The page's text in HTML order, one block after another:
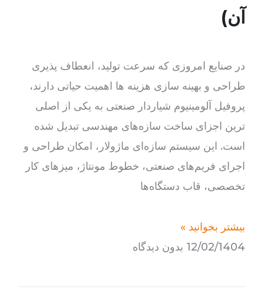
آن)
در صنایع امروزی که سرعت تولید، انعطاف پذیری
طراحی و بهینه سازی هزینه ها اهمیت حیاتی دارند،
پروفیل آلومینیوم شیاردار صنعتی به یکی از اصلی
ترین اجزای ساخت سازه‌های مهندسی تبدیل شده
است. این سیستم سازه‌ای ماژولار، امکان طراحی و
اجرای فریم‌های صنعتی، خطوط مونتاژ، میزهای کار
تخصصی، قاب دستگاه‌ها
بیشتر بخوانید »
12/02/1404 بدون دیدگاه